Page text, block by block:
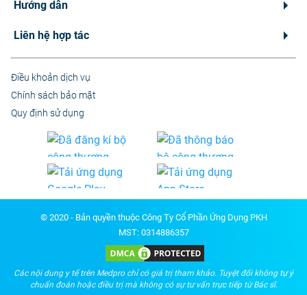
Hướng dẫn
Liên hệ hợp tác
Điều khoản dịch vụ
Chính sách bảo mật
Quy định sử dụng
© 2020 - Bản quyền thuộc Công Ty Cổ Phần Ứng Dụng PKH
MST: 0314886357
Các nội dung y tế trên Medpro chỉ có giá trị tham khảo. Tuyệt đối không tự ý
chuẩn đoán hoặc điều trị mà không có sự tư vấn trực tiếp từ Bác sĩ.